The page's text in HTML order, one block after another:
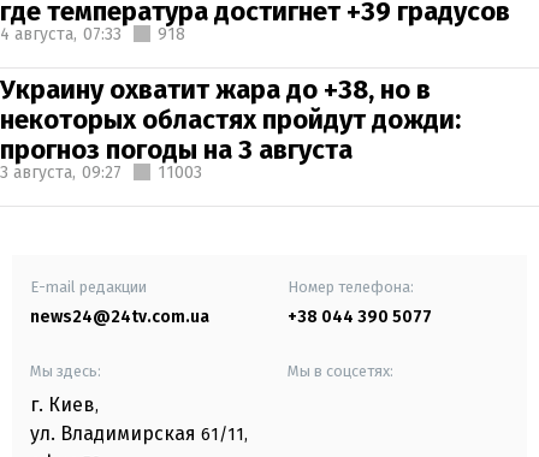
где температура достигнет +39 градусов
4 августа, 07:33 918
Украину охватит жара до +38, но в
некоторых областях пройдут дожди:
прогноз погоды на 3 августа
3 августа, 09:27 11003
E-mail редакции
news24@24tv.com.ua
Номер телефона:
+38 044 390 5077
Мы здесь:
г. Киев,
ул. Владимирская 61/11,
Мы в соцсетях: